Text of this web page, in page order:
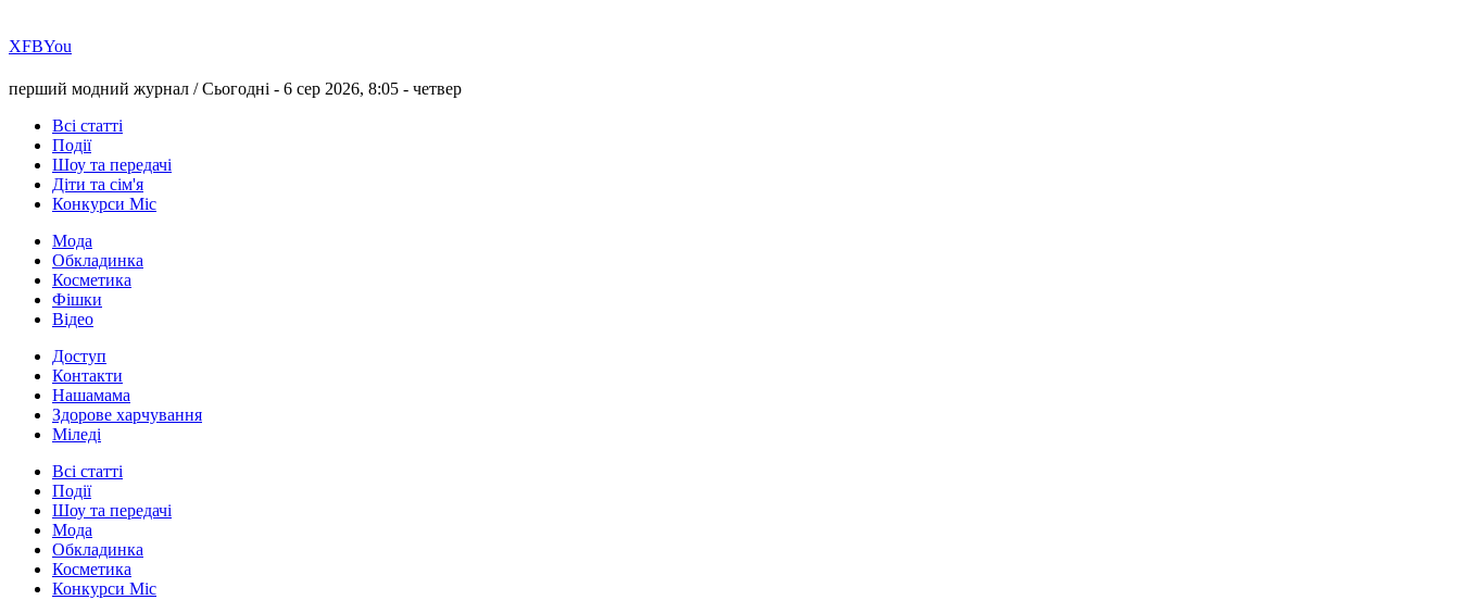
ХFBYou
перший модний журнал /Сьогодні - 6 сер 2026, 8:05 - четвер
Всі статті
Події
Шоу та передачі
Діти та сім'я
Конкурси Міс
Мода
Обкладинка
Косметика
Фішки
Відео
Доступ
Контакти
Нашамама
Здорове харчування
Міледі
Всі статті
Події
Шоу та передачі
Мода
Обкладинка
Косметика
Конкурси Міс